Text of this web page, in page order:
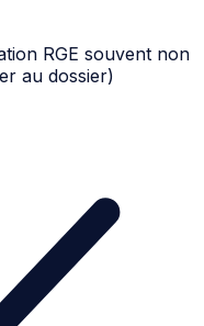
RGE souvent non
au dossier)